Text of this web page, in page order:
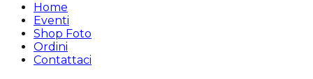
Home
Eventi
Shop Foto
Ordini
Contattaci